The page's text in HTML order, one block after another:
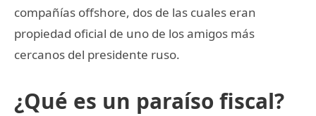
compañías offshore, dos de las cuales eran
propiedad oficial de uno de los amigos más
cercanos del presidente ruso.
¿Qué es un paraíso fiscal?